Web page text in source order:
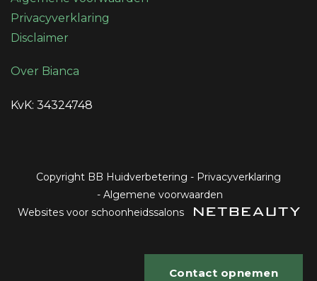
Privacyverklaring
Disclaimer
Over Bianca
KvK: 34324748
Copyright BB Huidverbetering - Privacyverklaring
- Algemene voorwaarden
Websites voor schoonheidssalons
Contact opnemen